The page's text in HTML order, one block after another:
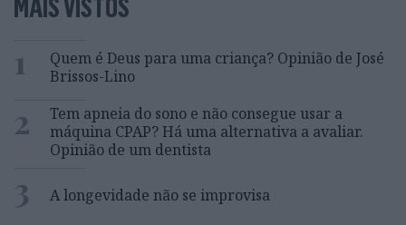
MAIS VISTOS
1
Quem é Deus para uma criança? Opinião de José
Brissos-Lino
2
Tem apneia do sono e não consegue usar a
máquina CPAP? Há uma alternativa a avaliar.
Opinião de um dentista
3 A longevidade não se improvisa